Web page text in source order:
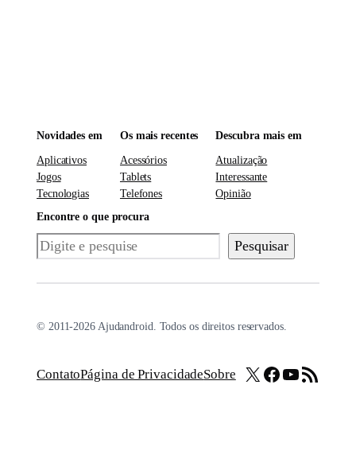
Novidades em
Aplicativos
Jogos
Tecnologias
Os mais recentes
Acessórios
Tablets
Telefones
Descubra mais em
Atualização
Interessante
Opinião
Encontre o que procura
Pesquisar Pesquisar
© 2011-2026 Ajudandroid. Todos os direitos reservados.
ContatoPágina de PrivacidadeSobre X Facebook
Youtube
Feed RSS